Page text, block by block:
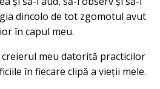
dincolo de tot zgomotul avut
în capul meu.
meu datorită practicilor
în fiecare clipă a vieții mele.